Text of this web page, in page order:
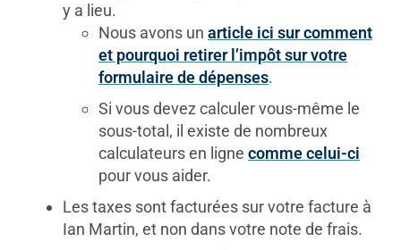
y a lieu.
Nous avons un article ici sur comment
et pourquoi retirer l’impôt sur votre
formulaire de dépenses.
Si vous devez calculer vous-même le
sous-total, il existe de nombreux
calculateurs en ligne comme celui-ci
pour vous aider.
Les taxes sont facturées sur votre facture à
Ian Martin, et non dans votre note de frais.